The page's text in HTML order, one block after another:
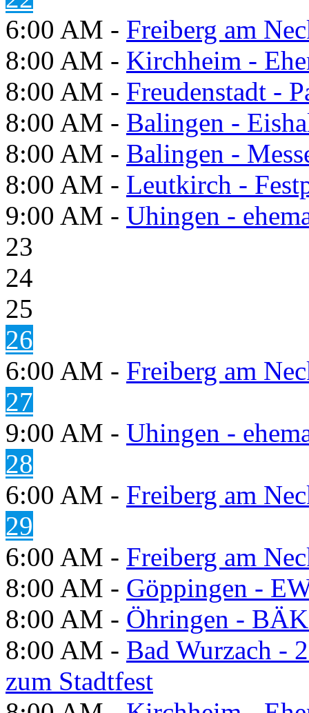
6:00 AM - Freiberg am
8:00 AM - Kirchheim -
8:00 AM - Freudenstadt -
8:00 AM - Balingen -
8:00 AM - Balingen -
8:00 AM - Leutkirch -
9:00 AM - Uhingen -
23
24
25
26
6:00 AM - Freiberg am
27
9:00 AM - Uhingen -
28
6:00 AM - Freiberg am
29
6:00 AM - Freiberg am
8:00 AM - Göppingen -
8:00 AM - Öhringen -
8:00 AM - Bad Wurzach -
zum Stadtfest